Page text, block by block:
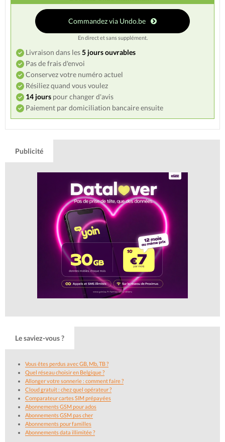
Livraison dans les5 jours ouvrables
Pas de frais d'envoi
Conservez votre numéro actuel
Résiliez quand vous voulez
14 jours pour changer d'avis
Paiement par domiciliation bancaire ensuite
Commandez via Undo.be
En direct et sans supplément.
Publicité
Le saviez-vous ?
Vous êtes perdus avec GB, Mb, TB ?
Quel réseau choisir en Belgique ?
Allonger votre sonnerie : comment faire ?
Cloud gratuit : chez quel opérateur ?
Comparateur cartes SIM prépayées
Abonnements GSM pour ados
Abonnements GSM pas cher
Abonnements pour familles
Abonnements data illimitée ?